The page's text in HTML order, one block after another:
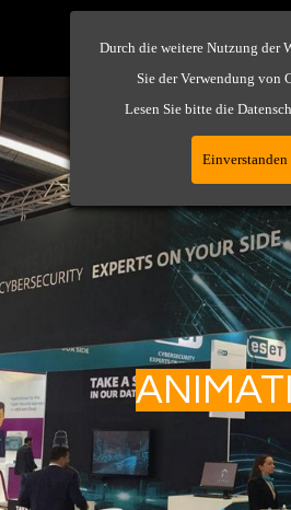
Durch die weitere Nutzung der
Sie der Verwendung von
Lesen Sie bitte die
Einverstanden